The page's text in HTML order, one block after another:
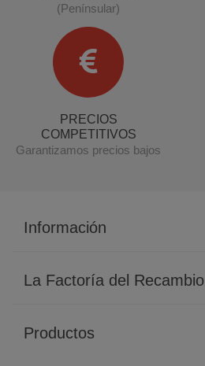
(Penínsular)
PRECIOS
COMPETITIVOS
Garantizamos precios bajos
Información
La Factoría del Recambio
Productos